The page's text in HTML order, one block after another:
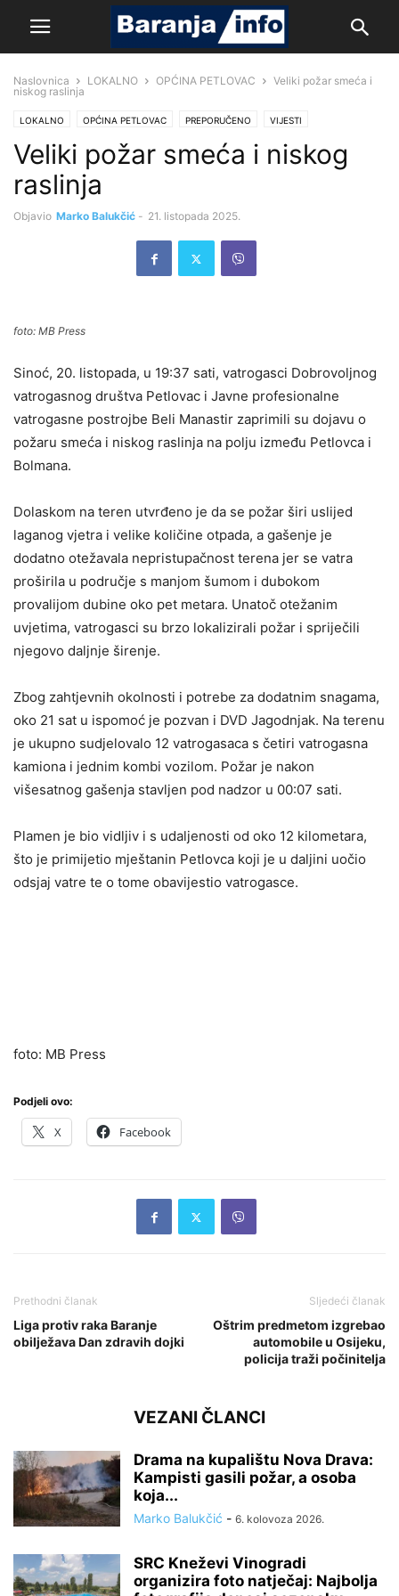
Naslovnica LOKALNO OPĆINA PETLOVAC
Veliki požar smeća i
niskog raslinja
LOKALNO OPĆINA PETLOVAC PREPORUČENO VIJESTI
Veliki požar smeća i niskog
raslinja
Objavio Marko Balukčić - 21. listopada 2025.
foto: MB Press
Sinoć, 20. listopada, u 19:37 sati, vatrogasci Dobrovoljnog
vatrogasnog društva Petlovac i Javne profesionalne
vatrogasne postrojbe Beli Manastir zaprimili su dojavu o
požaru smeća i niskog raslinja na polju između Petlovca i
Bolmana.
Dolaskom na teren utvrđeno je da se požar širi uslijed
laganog vjetra i velike količine otpada, a gašenje je
dodatno otežavala nepristupačnost terena jer se vatra
proširila u područje s manjom šumom i dubokom
provalijom dubine oko pet metara. Unatoč otežanim
uvjetima, vatrogasci su brzo lokalizirali požar i spriječili
njegovo daljnje širenje.
Zbog zahtjevnih okolnosti i potrebe za dodatnim snagama,
oko 21 sat u ispomoć je pozvan i DVD Jagodnjak. Na terenu
je ukupno sudjelovalo 12 vatrogasaca s četiri vatrogasna
kamiona i jednim kombi vozilom. Požar je nakon
višesatnog gašenja stavljen pod nadzor u 00:07 sati.
Plamen je bio vidljiv i s udaljenosti od oko 12 kilometara,
što je primijetio mještanin Petlovca koji je u daljini uočio
odsjaj vatre te o tome obavijestio vatrogasce.
foto: MB Press
Podjeli ovo:
X Facebook
Prethodni članak
Liga protiv raka Baranje
obilježava Dan zdravih dojki
Sljedeći članak
Oštrim predmetom izgrebao
automobile u Osijeku,
policija traži počinitelja
VEZANI ČLANCI
Drama na kupalištu Nova Drava:
Kampisti gasili požar, a osoba
koja...
Marko Balukčić - 6. kolovoza 2026.
SRC Kneževi Vinogradi
organizira foto natječaj: Najbolja